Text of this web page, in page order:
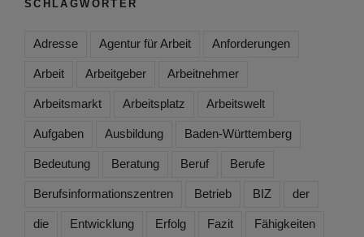
SCHLAGWÖRTER
Adresse Agentur für Arbeit Anforderungen
Arbeit Arbeitgeber Arbeitnehmer
Arbeitsmarkt Arbeitsplatz Arbeitswelt
Aufgaben Ausbildung Baden-Württemberg
Bedeutung Beratung Beruf Berufe
Berufsinformationszentren Betrieb BIZ der
die Entwicklung Erfolg Fazit Fähigkeiten